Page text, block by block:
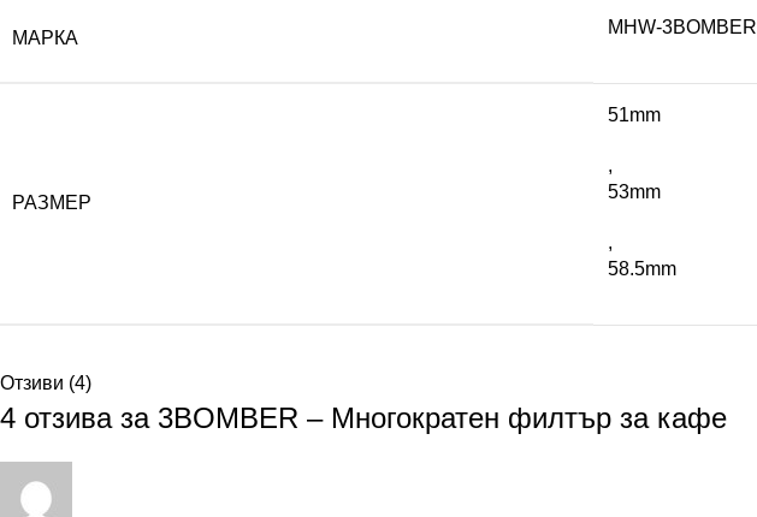
МАРКА
MHW-3BOMBER
РАЗМЕР
51mm
,
53mm
,
58.5mm
Отзиви (4)
4 отзива за 3BOMBER – Многократен филтър за кафе